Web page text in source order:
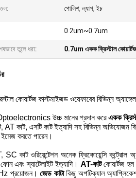
পোলিশ, ল্যাপ, ইচ
0.2um~0.7um
তুলে ধরা: 0.7um একক ক্রিস্টাল কোয়ার্টজ
কোয়ার্টজ কাস্টমাইজড ওয়েফারের বিভিন্ন
উচ্চ মানের প্রদান করেএকক
AT কাট, এসটি কাট ইত্যাদি সহ বিভিন্ন অভিযোজন
ইমেজ করতে পারেন।
কাট ওরিয়েন্টেশন অনেক ফ্রিকোয়েন্সি কন্ট্রোল
এবং স্যাটেলাইট ইত্যাদি। AT-কাটকোয়ার্টজ হল
প্রয়োজন।জেড কাটাকিছু অপটিক্যাল